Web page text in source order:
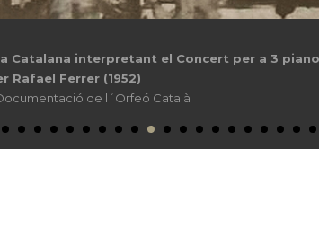
Catalana interpretant el Concert per a 3
Rafael Ferrer (1952)
de l´Orfeó Català